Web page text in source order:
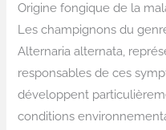
Origine fongique de la
Les champignons du
Alternaria alternata,
responsables de ces
développent
conditions